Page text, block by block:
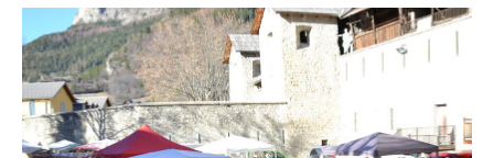
Marché artisans et saveurs aux couleurs de Noël. Parade
du Père Noël et distribution de friandises.Tombola, pesée
de la dinde et vin chaud. Ambiance conviviale autour d'un
feu et des marrons chauds ! Animations avec les
associations locales.